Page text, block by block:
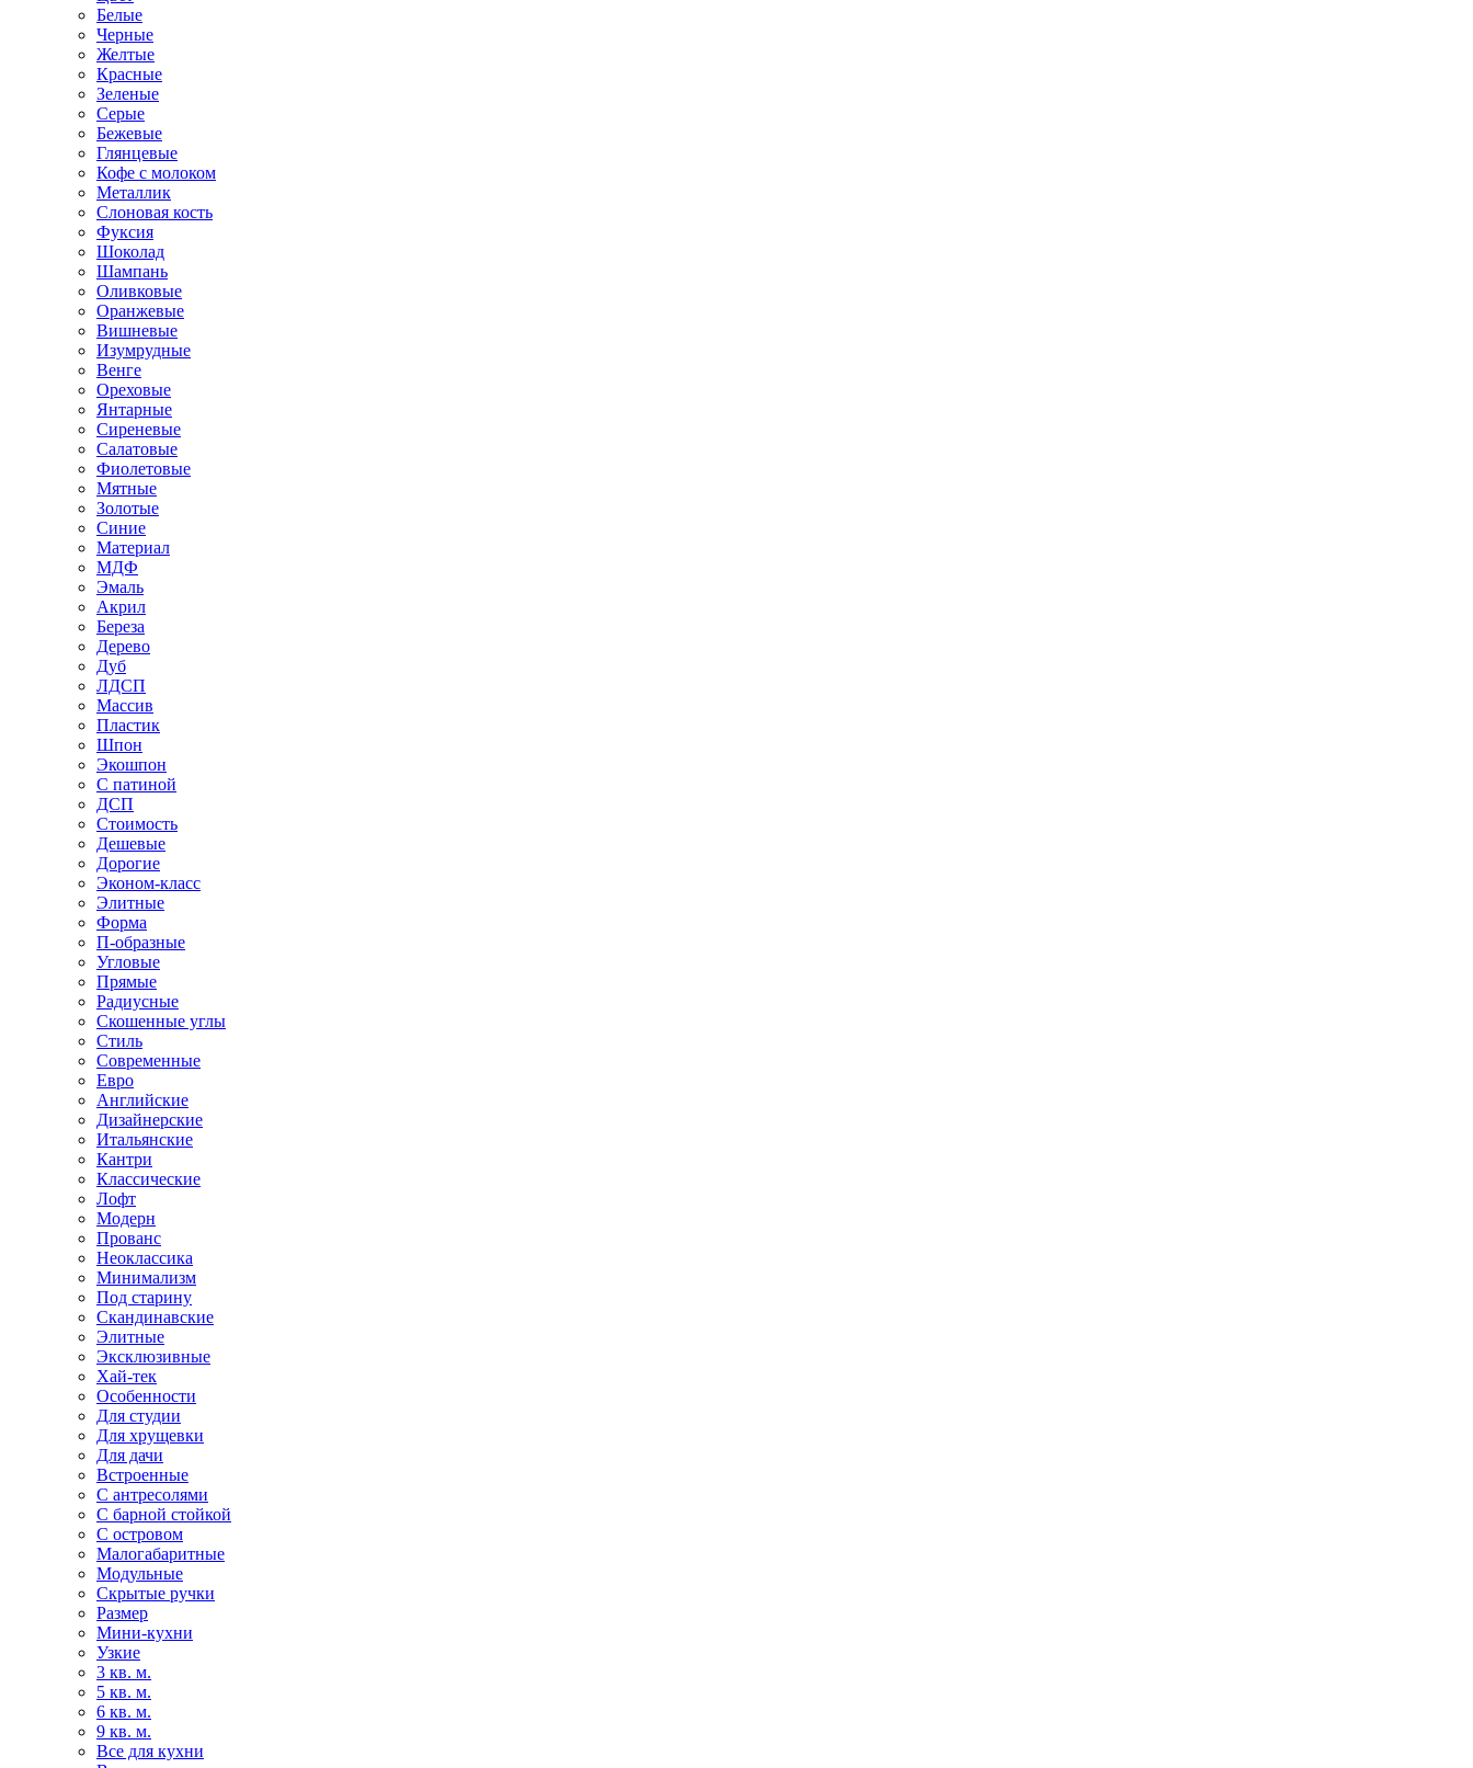
Белые
Черные
Желтые
Красные
Зеленые
Серые
Бежевые
Глянцевые
Кофе с молоком
Металлик
Слоновая кость
Фуксия
Шоколад
Шампань
Оливковые
Оранжевые
Вишневые
Изумрудные
Венге
Ореховые
Янтарные
Сиреневые
Салатовые
Фиолетовые
Мятные
Золотые
Синие
Материал
МДФ
Эмаль
Акрил
Береза
Дерево
Дуб
ЛДСП
Массив
Пластик
Шпон
Экошпон
С патиной
ДСП
Стоимость
Дешевые
Дорогие
Эконом-класс
Элитные
Форма
П-образные
Угловые
Прямые
Радиусные
Скошенные углы
Стиль
Современные
Евро
Английские
Дизайнерские
Итальянские
Кантри
Классические
Лофт
Модерн
Прованс
Неоклассика
Минимализм
Под старину
Скандинавские
Элитные
Эксклюзивные
Хай-тек
Особенности
Для студии
Для хрущевки
Для дачи
Встроенные
С антресолями
С барной стойкой
С островом
Малогабаритные
Модульные
Скрытые ручки
Размер
Мини-кухни
Узкие
3 кв. м.
5 кв. м.
6 кв. м.
9 кв. м.
Все для кухни